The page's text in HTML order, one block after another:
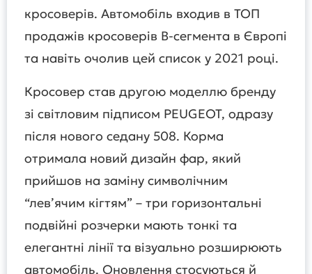
кросоверів. Автомобіль входив в ТОП
продажів кросоверів B-сегмента в Європі
та навіть очолив цей список у 2021 році.
Кросовер став другою моделлю бренду
зі світловим підписом PEUGEOT, одразу
після нового седану 508. Корма
отримала новий дизайн фар, який
прийшов на заміну символічним
“лев’ячим кігтям” – три горизонтальні
подвійні розчерки мають тонкі та
елегантні лінії та візуально розширюють
автомобіль. Оновлення стосуються й